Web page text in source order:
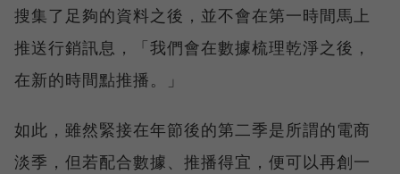
搜集了足夠的資料之後，並不會在第一時間馬上
推送行銷訊息，「我們會在數據梳理乾淨之後，
在新的時間點推播。」
如此，雖然緊接在年節後的第二季是所謂的電商
淡季，但若配合數據、推播得宜，便可以再創一